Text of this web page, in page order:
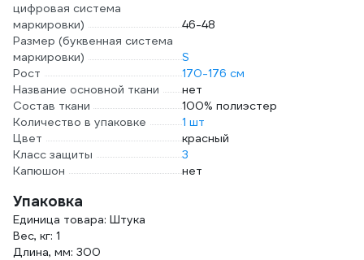
цифровая система
маркировки)
46-48
Размер (буквенная система
маркировки)
S
Рост
170-176 см
Название основной ткани
нет
Состав ткани
100% полиэстер
Количество в упаковке
1 шт
Цвет
красный
Класс защиты
3
Капюшон
нет
Упаковка
Единица товара: Штука
Вес, кг: 1
Длина, мм: 300